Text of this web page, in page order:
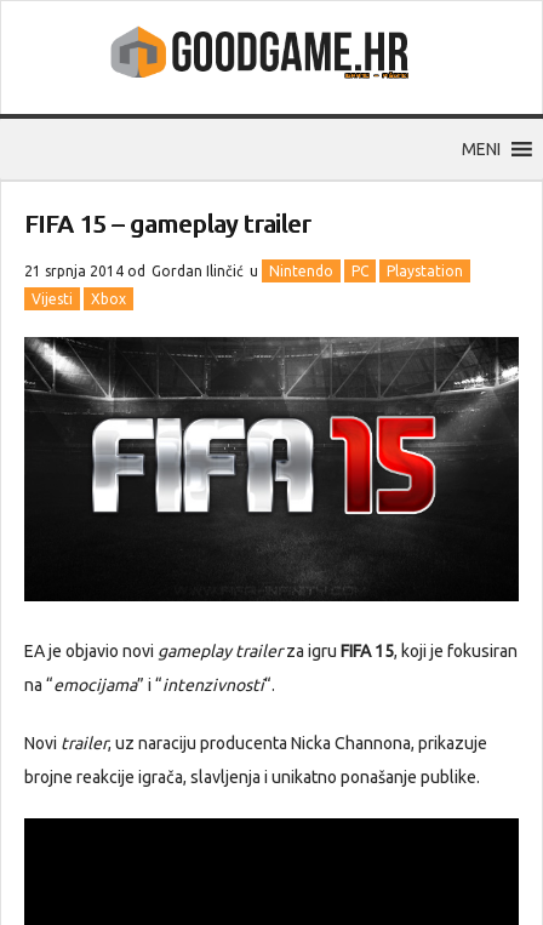
MENI
FIFA 15 – gameplay trailer
21 srpnja 2014 od Gordan Ilinčić u Nintendo PC
Playstation
Vijesti
Xbox
EA je objavio novi gameplay trailerza igru FIFA 15, koji je fokusiran
na “emocijama” i “intenzivnosti“.
Novi trailer, uz naraciju producenta Nicka Channona, prikazuje
brojne reakcije igrača, slavljenja i unikatno ponašanje publike.